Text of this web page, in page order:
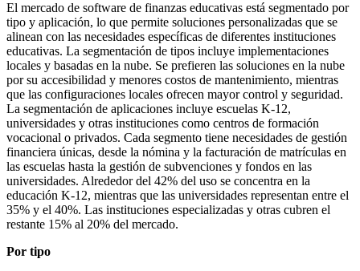
El mercado de software de finanzas educativas está segmentado por
tipo y aplicación, lo que permite soluciones personalizadas que se
alinean con las necesidades específicas de diferentes instituciones
educativas. La segmentación de tipos incluye implementaciones
locales y basadas en la nube. Se prefieren las soluciones en la nube
por su accesibilidad y menores costos de mantenimiento, mientras
que las configuraciones locales ofrecen mayor control y seguridad.
La segmentación de aplicaciones incluye escuelas K-12,
universidades y otras instituciones como centros de formación
vocacional o privados. Cada segmento tiene necesidades de gestión
financiera únicas, desde la nómina y la facturación de matrículas en
las escuelas hasta la gestión de subvenciones y fondos en las
universidades. Alrededor del 42% del uso se concentra en la
educación K-12, mientras que las universidades representan entre el
35% y el 40%. Las instituciones especializadas y otras cubren el
restante 15% al ​​20% del mercado.
Por tipo